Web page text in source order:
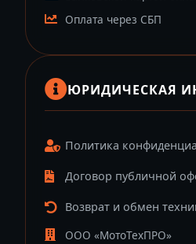
Оплата через СБП
ЮРИДИЧЕСКАЯ
Политика
Договор публичной
Возврат и обмен
ООО «МотоТехПРО»